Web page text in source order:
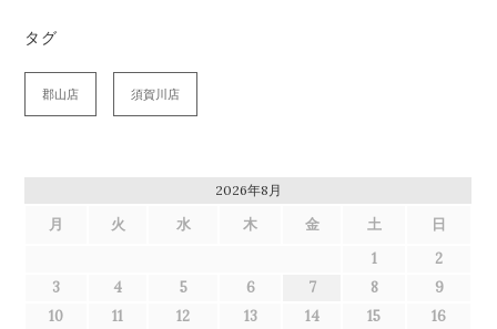
タグ
郡山店 須賀川店
2026年8月
月 火 水 木 金 土 日
1
2
3
4 5 6 7 8
9
10
11 12 13 14 15
16